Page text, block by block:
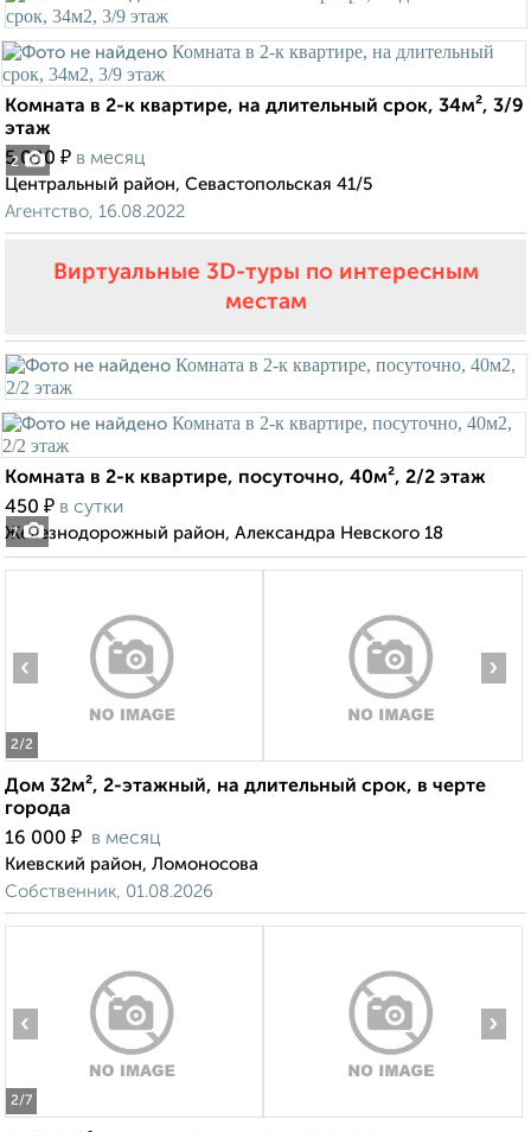
2
Комната в 2-к квартире, на длительный срок, 34м², 3/9
этаж
5 000 ₽ в месяц
Центральный район, Севастопольская 41/5
Агентство, 16.08.2022
Виртуальные 3D-туры по интересным
местам
7
Комната в 2-к квартире, посуточно, 40м², 2/2 этаж
450 ₽ в сутки
Железнодорожный район, Александра Невского 18
2/2
‹ ›
Дом 32м², 2-этажный, на длительный срок, в черте
города
16 000 ₽ в месяц
Киевский район, Ломоносова
Собственник, 01.08.2026
2/7
‹ ›